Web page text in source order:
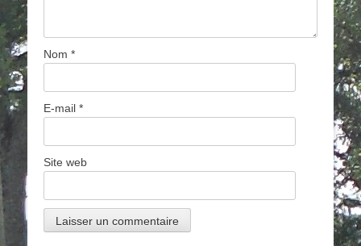
Nom *
E-mail *
Site web